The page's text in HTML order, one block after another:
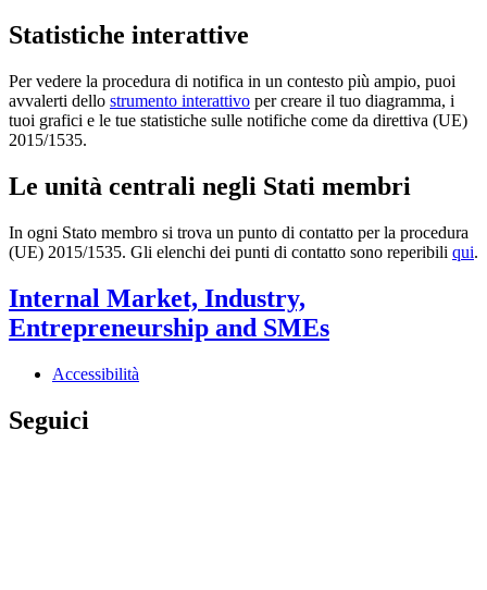
Statistiche interattive
Per vedere la procedura di notifica in un contesto più ampio, puoi
avvalerti dello strumento interattivo per creare il tuo diagramma, i
tuoi grafici e le tue statistiche sulle notifiche come da direttiva (UE)
2015/1535.
Le unità centrali negli Stati membri
In ogni Stato membro si trova un punto di contatto per la procedura
(UE) 2015/1535. Gli elenchi dei punti di contatto sono reperibili qui.
Internal Market, Industry,
Entrepreneurship and SMEs
Accessibilità
Seguici